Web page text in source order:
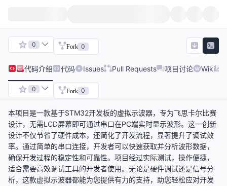
0 Fork 0
代码介绍 代码 Issues Pull Requests 项目讨论 Wiki
0 Fork 0
本项目是一款基于STM32开发板的虚拟示波器，专为飞思卡尔比赛
设计，无需LCD屏幕即可通过串口在PC端实时显示波形。这一创新
设计不仅节省了硬件成本，还简化了开发流程，显著提升了调试效
率。通过简单的串口连接，开发者可以快速获取并分析波形数据，
确保开发过程的稳定性和可靠性。项目经过实际测试，操作便捷，
适合需要高效调试工具的开发者使用。无论是硬件调试还是信号分
析，这款虚拟示波器都能为您提供有力的支持，助您轻松应对开发